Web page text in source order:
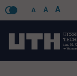
A A A